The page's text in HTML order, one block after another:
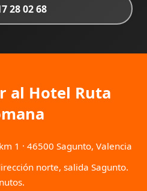
28 02 68
al Hotel Ruta
1 · 46500 Sagunto, Valencia
norte, salida Sagunto.